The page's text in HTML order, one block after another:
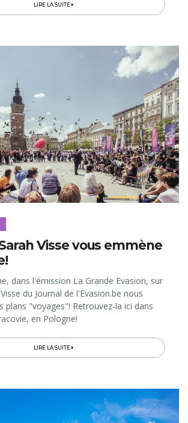
LIRE LA SUITE
Visse vous emmène
dans l'émission La Grande Evasion, sur
du Journal de l'Evasion.be nous
plans "voyages"! Retrouvez-la ici dans
en Pologne!
LIRE LA SUITE